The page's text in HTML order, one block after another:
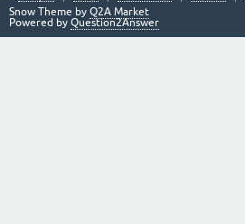
Snow Theme by Q2A Market
Powered by Question2Answer